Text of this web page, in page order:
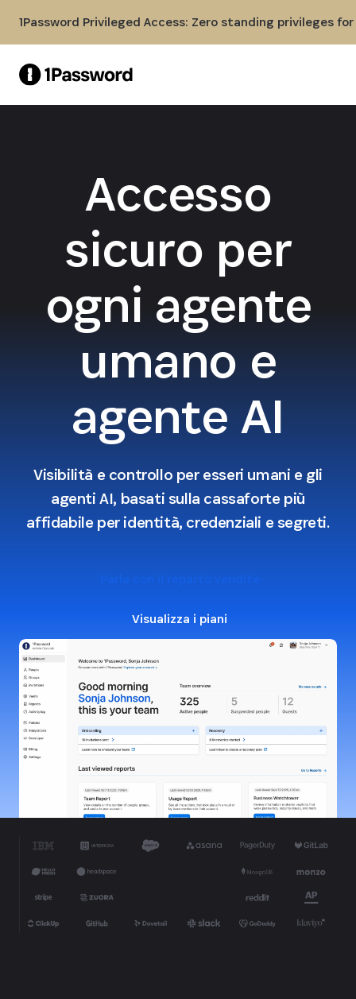
1Password Privileged Access: Zero standing privileges
Accesso
sicuro per
ogni agente
umano e
agente AI
Visibilità e controllo per esseri umani e gli
agenti AI, basati sulla cassaforte più
affidabile per identità, credenziali e segreti.
Parla con il reparto vendite
Visualizza i piani